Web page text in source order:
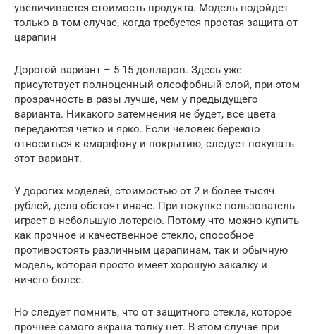
увеличивается стоимость продукта. Модель подойдет
только в том случае, когда требуется простая защита от
царапин
Дорогой вариант – 5-15 долларов. Здесь уже
присутствует полноценный олеофобный слой, при этом
прозрачность в разы лучше, чем у предыдущего
варианта. Никакого затемнения не будет, все цвета
передаются четко и ярко. Если человек бережно
относиться к смартфону и покрытию, следует покупать
этот вариант.
У дорогих моделей, стоимостью от 2 и более тысяч
рублей, дела обстоят иначе. При покупке пользователь
играет в небольшую лотерею. Потому что можно купить
как прочное и качественное стекло, способное
противостоять различным царапинам, так и обычную
модель, которая просто имеет хорошую закалку и
ничего более.
Но следует помнить, что от защитного стекла, которое
прочнее самого экрана толку нет. В этом случае при